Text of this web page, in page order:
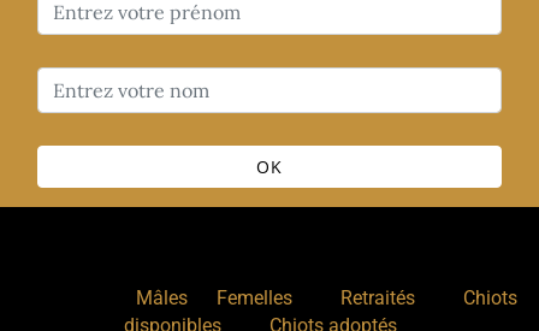
OK
Mâles, Femelles Retraités
Chiots
disponibles
Chiots adoptés